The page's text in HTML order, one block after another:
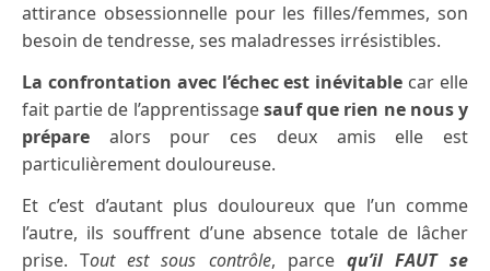
attirance obsessionnelle pour les filles/femmes, son
besoin de tendresse, ses maladresses irrésistibles.
La confrontation avec l’échec est inévitable car elle
fait partie de l’apprentissagesauf que rien ne nous y
prépare alors pour ces deux amis elle est
particulièrement douloureuse.
Et c’est d’autant plus douloureux que l’un comme
l’autre, ils souffrent d’une absence totale de lâcher
prise. Tout est sous contrôle, parce qu’il FAUT se